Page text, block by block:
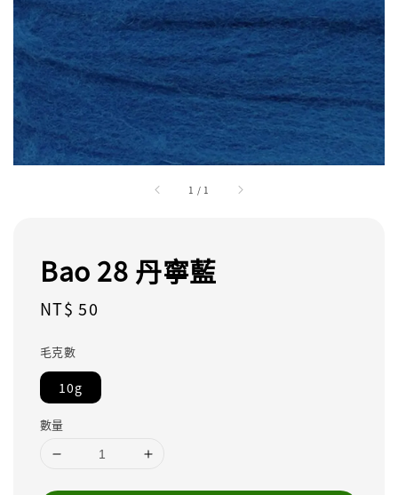
1 / 1
Bao 28 丹寧藍
Regular
NT$ 50
毛克數
10g
數量